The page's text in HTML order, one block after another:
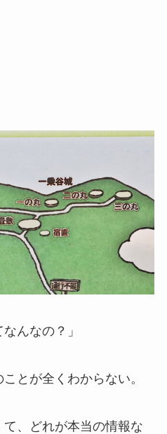
んなの？」
とが全くわからない。
て、どれが本当の情報な